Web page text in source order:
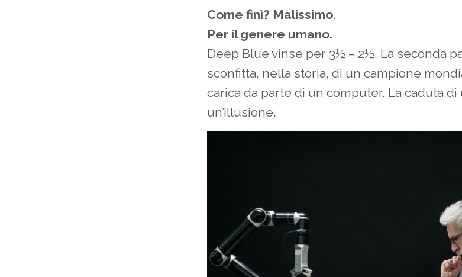
Come finì? Malissimo.
Per il genere umano.
Deep Blue vinse per 3½ – 2½. La seconda
sconfitta, nella storia, di un campione
carica da parte di un computer. La caduta
un’illusione.